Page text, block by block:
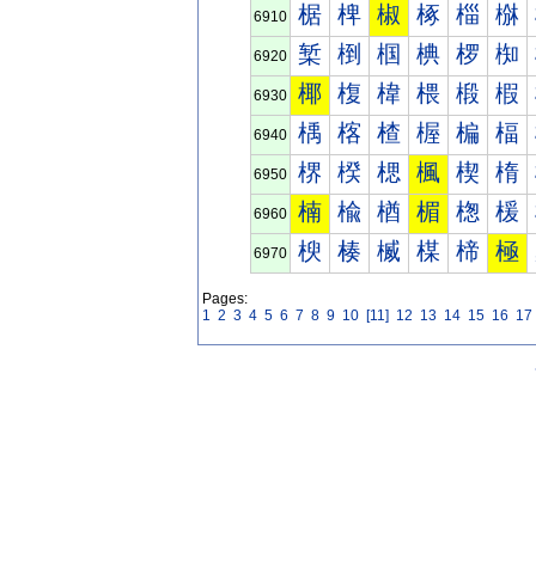
6910 椐 椑 椒 椓 椔 椕
6920 椠 椡 椢 椣 椤 椥
6930 椰 椱 椲 椳 椴 椵
6940 楀 楁 楂 楃 楄 楅
6950 楐 楑 楒 楓 楔 楕
6960 楠 楡 楢 楣 楤 楥
6970 楰 楱 楲 楳 楴 極
Pages:
1 2 3 4 5 6 7 8 9 10 [11] 12 13 14 15 16 17